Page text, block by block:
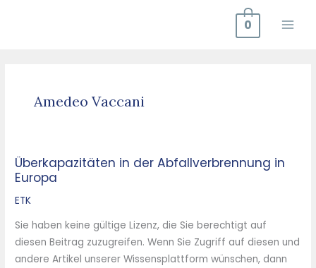
0
Amedeo Vaccani
Überkapazitäten in der Abfallverbrennung in
Europa
ETK
Sie haben keine gültige Lizenz, die Sie berechtigt auf
diesen Beitrag zuzugreifen. Wenn Sie Zugriff auf diesen und
andere Artikel unserer Wissensplattform wünschen, dann
Überkapazitäten
in
der
in
Europa